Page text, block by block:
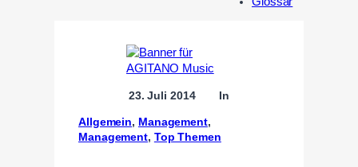
23. Juli 2014 In
Allgemein, Management
Management, Top Themen